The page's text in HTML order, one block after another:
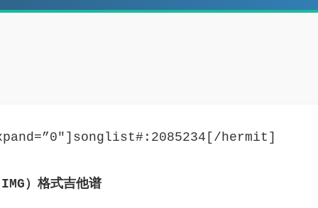
hermit]
）格式吉他谱